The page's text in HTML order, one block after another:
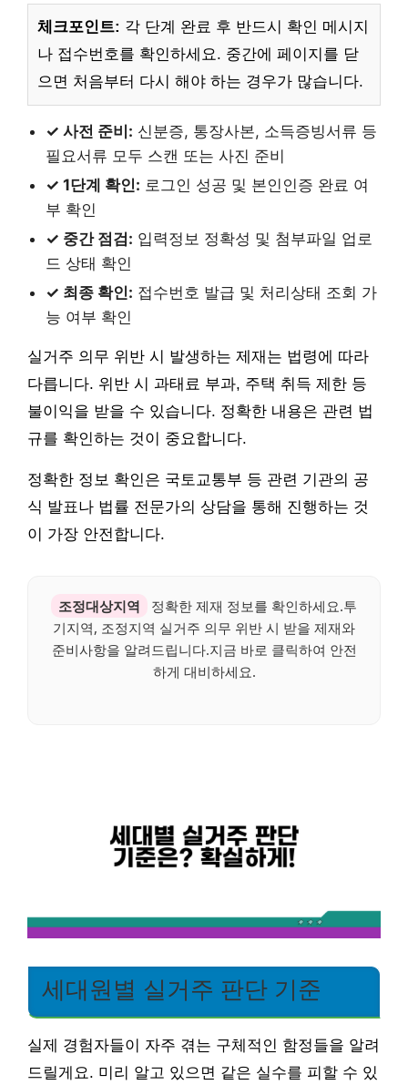
체크포인트: 각 단계 완료 후 반드시 확인 메시지
나 접수번호를 확인하세요. 중간에 페이지를 닫
으면 처음부터 다시 해야 하는 경우가 많습니다.
✓ 사전 준비: 신분증, 통장사본, 소득증빙서류 등
필요서류 모두 스캔 또는 사진 준비
✓ 1단계 확인: 로그인 성공 및 본인인증 완료 여
부 확인
✓ 중간 점검: 입력정보 정확성 및 첨부파일 업로
드 상태 확인
✓ 최종 확인: 접수번호 발급 및 처리상태 조회 가
능 여부 확인
실거주 의무 위반 시 발생하는 제재는 법령에 따라
다릅니다. 위반 시 과태료 부과, 주택 취득 제한 등
불이익을 받을 수 있습니다. 정확한 내용은 관련 법
규를 확인하는 것이 중요합니다.
정확한 정보 확인은 국토교통부 등 관련 기관의 공
식 발표나 법률 전문가의 상담을 통해 진행하는 것
이 가장 안전합니다.
조정대상지역
정확한 제재 정보를 확인하세요.투
기지역, 조정지역 실거주 의무 위반 시 받을 제재와
준비사항을 알려드립니다.지금 바로 클릭하여 안전
하게 대비하세요.
세대원별 실거주 판단 기준
실제 경험자들이 자주 겪는 구체적인 함정들을 알려
드릴게요. 미리 알고 있으면 같은 실수를 피할 수 있